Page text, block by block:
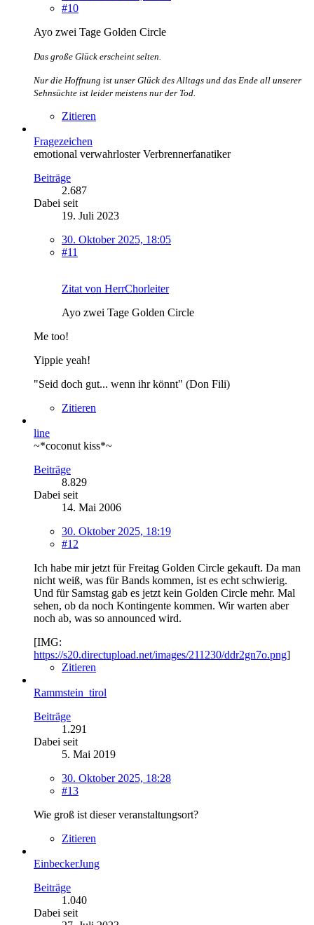
#10
Ayo zwei Tage Golden Circle
Das große Glück erscheint selten.
Nur die Hoffnung ist unser Glück des Alltags und das Ende all unserer
Sehnsüchte ist leider meistens nur der Tod.
Zitieren
Fragezeichen
emotional verwahrloster Verbrennerfanatiker
Beiträge
2.687
Dabei seit
19. Juli 2023
30. Oktober 2025, 18:05
#11
Zitat von HerrChorleiter
Ayo zwei Tage Golden Circle
Me too!
Yippie yeah!
"Seid doch gut... wenn ihr könnt" (Don Fili)
Zitieren
line
~*coconut kiss*~
Beiträge
8.829
Dabei seit
14. Mai 2006
30. Oktober 2025, 18:19
#12
Ich habe mir jetzt für Freitag Golden Circle gekauft. Da man
nicht weiß, was für Bands kommen, ist es echt schwierig.
Und für Samstag gab es jetzt kein Golden Circle mehr. Mal
sehen, ob da noch Kontingente kommen. Wir warten aber
noch ab, was so announced wird.
[IMG:
https://s20.directupload.net/images/211230/ddr2gn7o.png]
Zitieren
Rammstein_tirol
Beiträge
1.291
Dabei seit
5. Mai 2019
30. Oktober 2025, 18:28
#13
Wie groß ist dieser veranstaltungsort?
Zitieren
EinbeckerJung
Beiträge
1.040
Dabei seit